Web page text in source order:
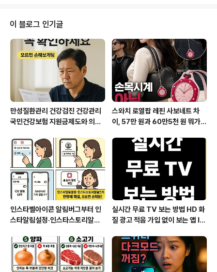
터 화면 밝기 변화가 발생하는 다양한 이유트위터 앱이 라
이트 모드로 변한 듯 보일 때마다, 실제로 다크모드 전체 설
정이 해제된 것인지, 아니면 일부 영역에서만 변화가 생긴
것인지를 먼저 구분할 필요가 있습니다. 단지 DM(쪽지) 화
면만 정상과 달리 보이거나, 특정 조건에서만 밝기가 바뀌
는 사례도 적지 않습니다. ..
이 블로그 인기글
만성질환관리 건강검진 건강관리
국민건강보험 지원금제도와 의료
스와치 로열팝 레핀 사보네트 차
이, 57만 원과 60만5천 원 뭐가
인스타벨아이콘 알림버그부터 인
스타알림설정·인스타스토리알림
실시간 무료 TV 보는 방법 HD 화
질 광고 적음 가입 없이 보는 앱 IP
넷 요금제 꿀팁까지